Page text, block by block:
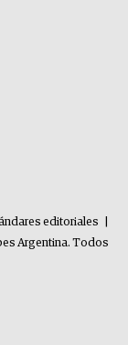
editoriales
Argentina. Todos